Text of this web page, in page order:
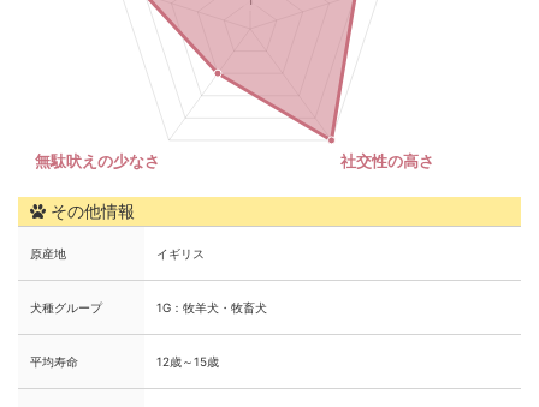
その他情報
原産地 イギリス
犬種グループ 1G：牧羊犬・牧畜犬
平均寿命 12歳～15歳